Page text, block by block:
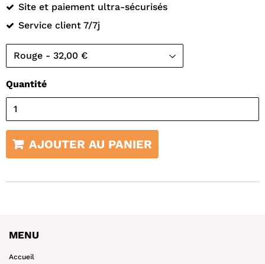
Site et paiement ultra-sécurisés
Service client 7/7j
Quantité
AJOUTER AU PANIER
MENU
Accueil